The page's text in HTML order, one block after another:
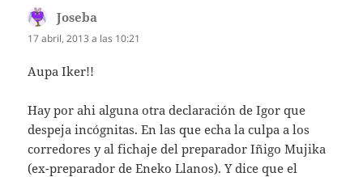
Joseba
17 abril, 2013 a las 10:21
Aupa Iker!!
Hay por ahi alguna otra declaración de Igor que
despeja incógnitas. En las que echa la culpa a los
corredores y al fichaje del preparador Iñigo Mujika
(ex-preparador de Eneko Llanos). Y dice que el